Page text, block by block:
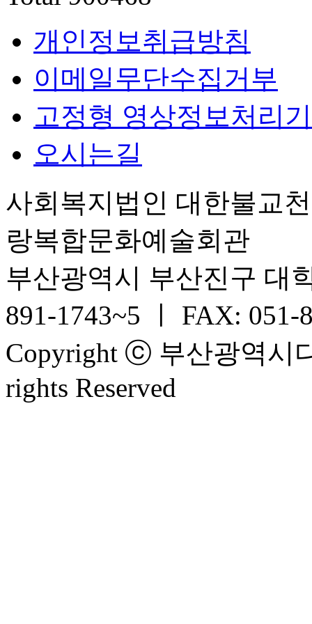
개인정보취급방침
이메일무단수집거부
고정형 영상정보처리
오시는길
사회복지법인 대한불교
랑복합문화예술회관
부산광역시 부산진구 대
891-1743~5 ㅣ FAX: 051-
Copyright ⓒ 부산광역시
rights Reserved